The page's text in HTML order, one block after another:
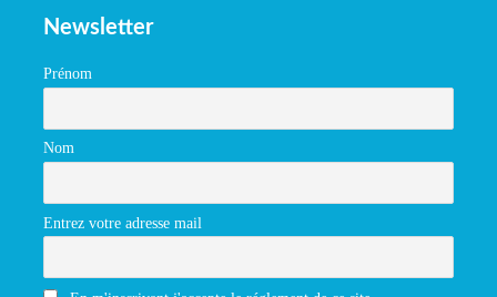
Newsletter
Prénom
Nom
Entrez votre adresse mail